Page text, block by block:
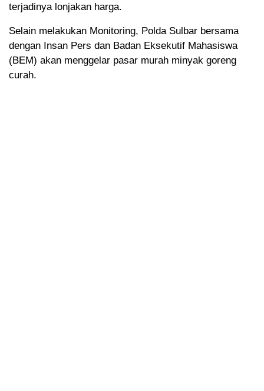
terjadinya lonjakan harga.
Selain melakukan Monitoring, Polda Sulbar bersama
dengan Insan Pers dan Badan Eksekutif Mahasiswa
(BEM) akan menggelar pasar murah minyak goreng
curah.